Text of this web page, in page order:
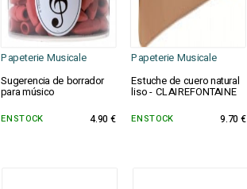
Papeterie Musicale Papeterie Musicale
Sugerencia de borrador
para músico
Estuche de cuero natural
liso - CLAIREFONTAINE
EN STOCK 4.90 € EN STOCK 9.70 €